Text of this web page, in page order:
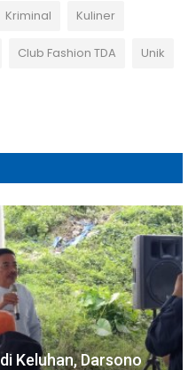
Kriminal Kuliner
Club Fashion TDA Unik
Keluhan, Darsono